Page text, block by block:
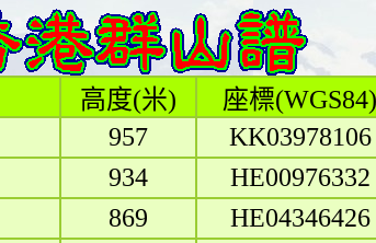
高度(米)
座標(WGS84)
957
KK03978106
934
HE00976332
869
HE04346426